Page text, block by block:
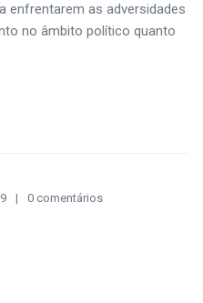
enfrentarem as adversidades
no âmbito político quanto
0 comentários